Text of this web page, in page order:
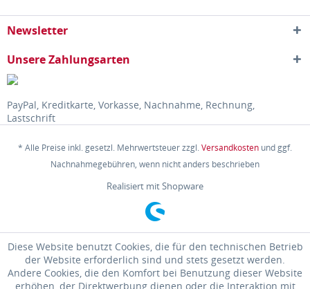
Newsletter
Unsere Zahlungsarten
PayPal, Kreditkarte, Vorkasse, Nachnahme, Rechnung,
Lastschrift
* Alle Preise inkl. gesetzl. Mehrwertsteuer zzgl.Versandkosten und ggf.
Nachnahmegebühren, wenn nicht anders beschrieben
Realisiert mit Shopware
Diese Website benutzt Cookies, die für den technischen Betrieb
der Website erforderlich sind und stets gesetzt werden.
Andere Cookies, die den Komfort bei Benutzung dieser Website
erhöhen, der Direktwerbung dienen oder die Interaktion mit